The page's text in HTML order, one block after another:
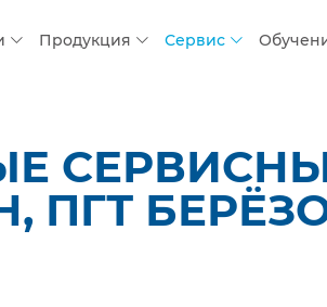
Продукция Сервис
ПГТ